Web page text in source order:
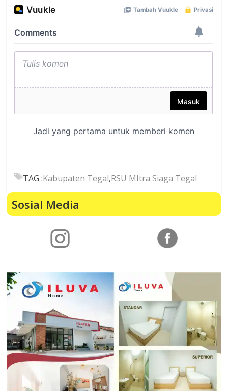
TAG :Kabupaten Tegal,RSU MItra Siaga Tegal
Sosial Media